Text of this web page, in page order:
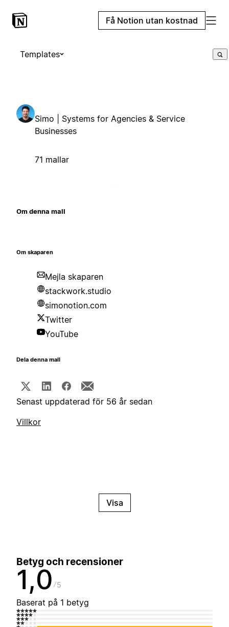
Få Notion utan kostnad
Templates
Simo | Systems for Agencies & Service
Businesses
71 mallar
Om denna mall
Om skaparen
Mejla skaparen
stackwork.studio
simonotion.com
Twitter
YouTube
Dela denna mall
Senast uppdaterad för 56 år sedan
Villkor
Visa
Betyg och recensioner
1,0 5
Baserat på 1 betyg